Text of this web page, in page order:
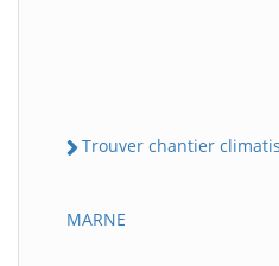
Trouver chantier
MARNE